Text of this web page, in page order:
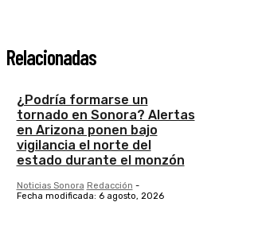
Relacionadas
¿Podría formarse un
tornado en Sonora? Alertas
en Arizona ponen bajo
vigilancia el norte del
estado durante el monzón
Noticias Sonora Redacción -
Fecha modificada: 6 agosto, 2026